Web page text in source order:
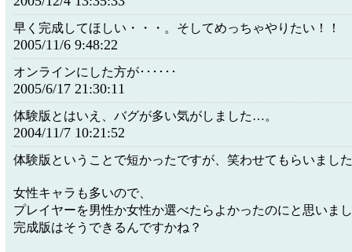
早く完成してほしい・・・。そしてめっちゃやりたい！！
2005/11/6 9:48:22
オンラインにした方が･･････
2005/6/17 21:30:11
体験版とはいえ、バグが多い気がしました…。
2004/11/7 10:21:52
体験版ということで短かったですが、笑わせてもらいまし
女性キャラも多いので、
プレイヤーを男性か女性か選べたらよかったのにと思いま
完成版はそうできるんですかね？